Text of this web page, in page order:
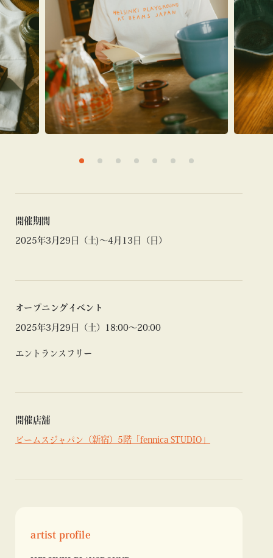
開催期間
2025年3月29日（土)～4月13日（日）
オープニングイベント
2025年3月29日（土）18:00〜20:00
エントランスフリー
開催店舗
ビームスジャパン（新宿）5階「fennica STUDIO」
artist profile